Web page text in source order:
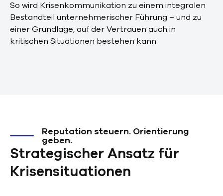
So wird Krisenkommunikation zu einem integralen
Bestandteil unternehmerischer Führung – und zu
einer Grundlage, auf der Vertrauen auch in
kritischen Situationen bestehen kann.
Reputation steuern. Orientierung
geben.
Strategischer Ansatz für
Krisensituationen